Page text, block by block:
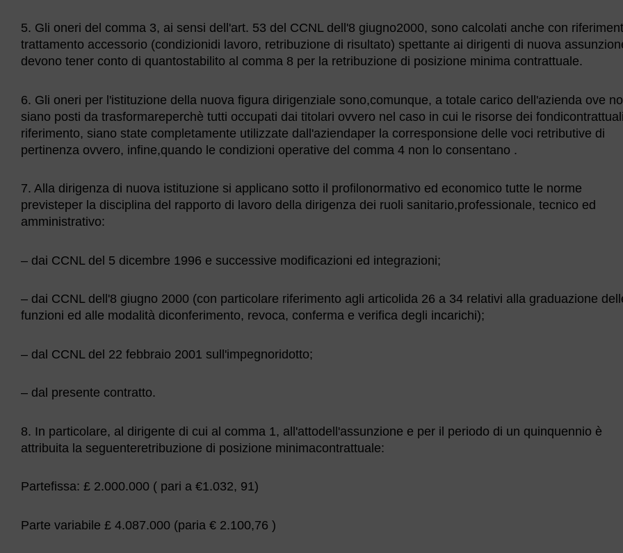
5. Gli oneri del comma 3, ai sensi dell'art. 53 del CCNL dell'8 giugno2000, sono calcolati anche con
trattamento accessorio (condizionidi lavoro, retribuzione di risultato) spettante ai dirigenti di nuova
devono tener conto di quantostabilito al comma 8 per la retribuzione di posizione minima contrattuale.
6. Gli oneri per l'istituzione della nuova figura dirigenziale sono,comunque, a totale carico dell'azienda ove
siano posti da trasformareperchè tutti occupati dai titolari ovvero nel caso in cui le risorse dei
riferimento, siano state completamente utilizzate dall'aziendaper la corresponsione delle voci retributive di
pertinenza ovvero, infine,quando le condizioni operative del comma 4 non lo consentano .
7. Alla dirigenza di nuova istituzione si applicano sotto il profilonormativo ed economico tutte le norme
previsteper la disciplina del rapporto di lavoro della dirigenza dei ruoli sanitario,professionale, tecnico ed
amministrativo:
– dai CCNL del 5 dicembre 1996 e successive modificazioni ed integrazioni;
– dai CCNL dell'8 giugno 2000 (con particolare riferimento agli articolida 26 a 34 relativi alla graduazione
funzioni ed alle modalità diconferimento, revoca, conferma e verifica degli incarichi);
– dal CCNL del 22 febbraio 2001 sull'impegnoridotto;
– dal presente contratto.
8. In particolare, al dirigente di cui al comma 1, all'attodell'assunzione e per il periodo di un quinquennio è
attribuita la seguenteretribuzione di posizione minimacontrattuale:
Partefissa: £ 2.000.000 ( pari a €1.032, 91)
Parte variabile £ 4.087.000 (paria € 2.100,76 )